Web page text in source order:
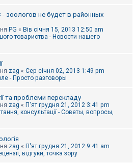
зоологов не будет в районных
PG « Вів січня 15, 2013 12:50 am
товариства - Новости нашего
zag « Сер січня 02, 2013 1:49 pm
- Просто разговоры
та проблеми перекладу
zag « П'ят грудня 21, 2012 3:41 pm
консультації - Советы, вопросы,
zag « П'ят грудня 21, 2012 9:41 am
відгуки, точка зору